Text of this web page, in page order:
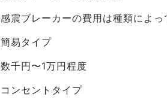
感震ブレーカーの費用は種類によっ
簡易タイプ
数千円〜1万円程度
コンセントタイプ